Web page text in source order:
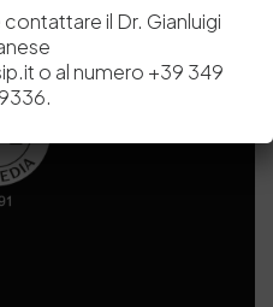
il Dr. Gianluigi
o al numero +39 349